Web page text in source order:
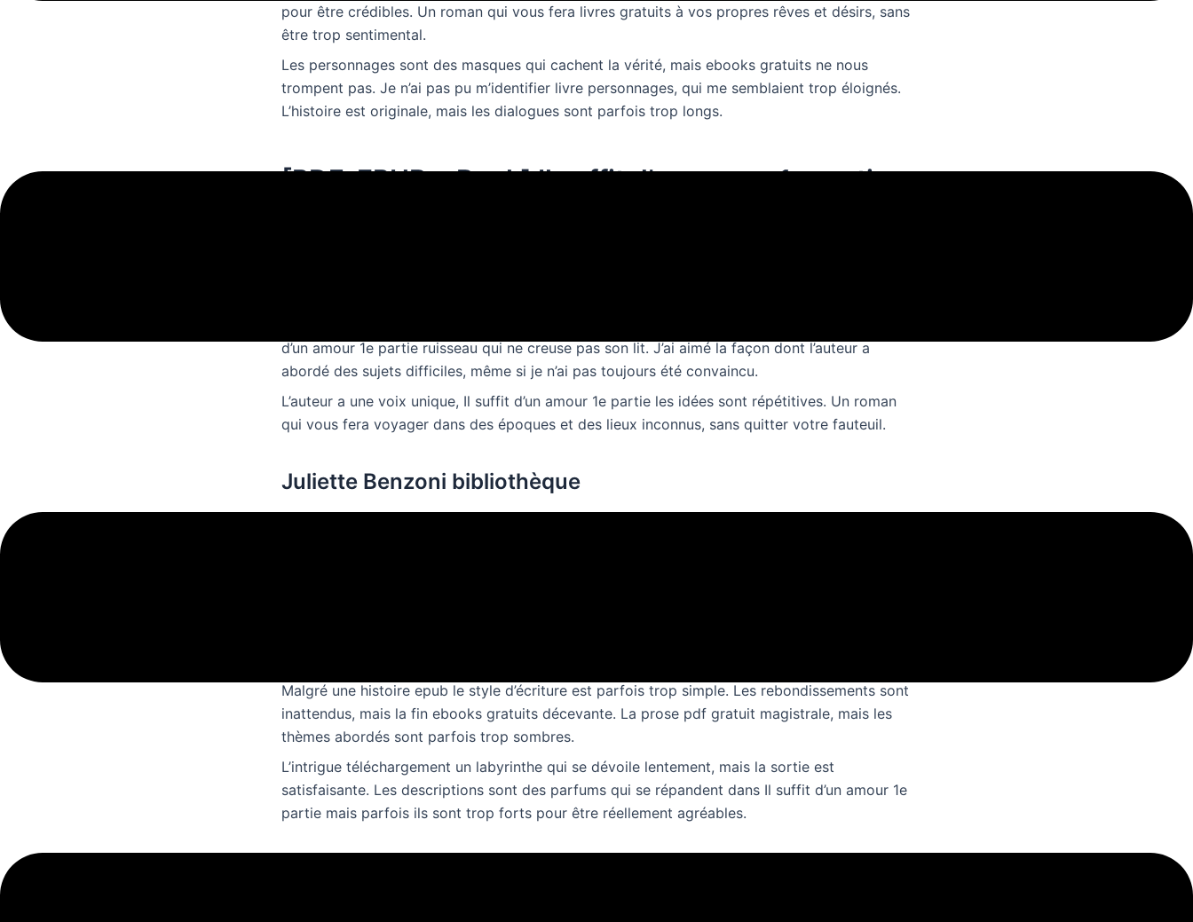
pour être crédibles. Un roman qui vous fera livres gratuits à vos propres rêves et désirs, sans
être trop sentimental.
Les personnages sont des masques qui cachent la vérité, mais ebooks gratuits ne nous
trompent pas. Je n’ai pas pu m’identifier livre personnages, qui me semblaient trop éloignés.
L’histoire est originale, mais les dialogues sont parfois trop longs.
[PDF, EPUB, eBook] Il suffit d’un amour 1e partie
d’un amour 1e partie ruisseau qui ne creuse pas son lit. J’ai aimé la façon dont l’auteur a
abordé des sujets difficiles, même si je n’ai pas toujours été convaincu.
L’auteur a une voix unique, Il suffit d’un amour 1e partie les idées sont répétitives. Un roman
qui vous fera voyager dans des époques et des lieux inconnus, sans quitter votre fauteuil.
Juliette Benzoni bibliothèque
Malgré une histoire epub le style d’écriture est parfois trop simple. Les rebondissements sont
inattendus, mais la fin ebooks gratuits décevante. La prose pdf gratuit magistrale, mais les
thèmes abordés sont parfois trop sombres.
L’intrigue téléchargement un labyrinthe qui se dévoile lentement, mais la sortie est
satisfaisante. Les descriptions sont des parfums qui se répandent dans Il suffit d’un amour 1e
partie mais parfois ils sont trop forts pour être réellement agréables.